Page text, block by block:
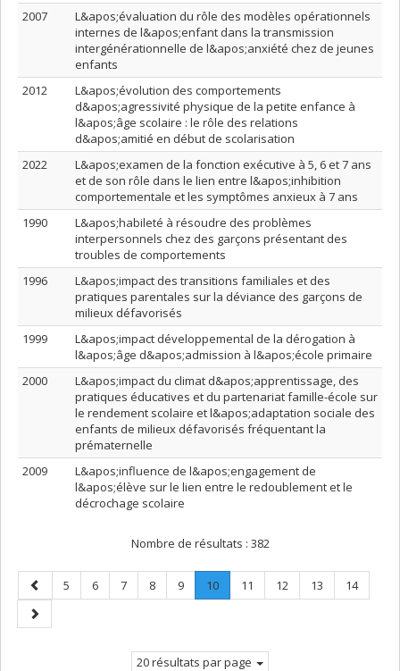
2007
L&apos;évaluation du rôle des modèles opérationnels
internes de l&apos;enfant dans la transmission
intergénérationnelle de l&apos;anxiété chez de jeunes
enfants
2012
L&apos;évolution des comportements
d&apos;agressivité physique de la petite enfance à
l&apos;âge scolaire : le rôle des relations
d&apos;amitié en début de scolarisation
2022
L&apos;examen de la fonction exécutive à 5, 6 et 7 ans
et de son rôle dans le lien entre l&apos;inhibition
comportementale et les symptômes anxieux à 7 ans
1990
L&apos;habileté à résoudre des problèmes
interpersonnels chez des garçons présentant des
troubles de comportements
1996
L&apos;impact des transitions familiales et des
pratiques parentales sur la déviance des garçons de
milieux défavorisés
1999
L&apos;impact développemental de la dérogation à
l&apos;âge d&apos;admission à l&apos;école primaire
2000
L&apos;impact du climat d&apos;apprentissage, des
pratiques éducatives et du partenariat famille-école sur
le rendement scolaire et l&apos;adaptation sociale des
enfants de milieux défavorisés fréquentant la
prématernelle
2009
L&apos;influence de l&apos;engagement de
l&apos;élève sur le lien entre le redoublement et le
décrochage scolaire
Nombre de résultats : 382
Page
précédente
Page
5 Page
6 Page
7 Page
8 Page
9 Page
10.
Page
Page
11 Page
12 Page
13 Page
14
Page
suivante
20 résultats par page